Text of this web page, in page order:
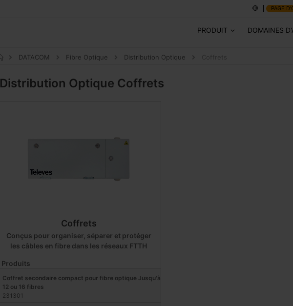
PAGE
PRODUIT DOMAINES
DATACOM Fibre Optique Distribution Optique
Distribution Optique Coffrets
Coffrets
Conçus pour organiser, séparer et protéger
les câbles en fibre dans les réseaux FTTH
Produits
Coffret secondaire compact pour fibre optique Jusqu'à
12 ou 16 fibres
231301